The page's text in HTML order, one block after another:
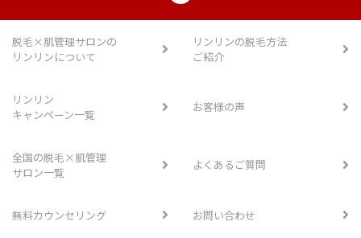
脱毛×肌管理サロンの
リンリンについて
リンリンの脱毛方法
ご紹介
リンリン
キャンペーン一覧
お客様の声
全国の脱毛×肌管理
サロン一覧
よくあるご質問
無料カウンセリング お問い合わせ